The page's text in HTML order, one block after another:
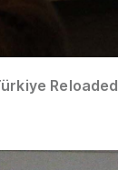
Reloaded